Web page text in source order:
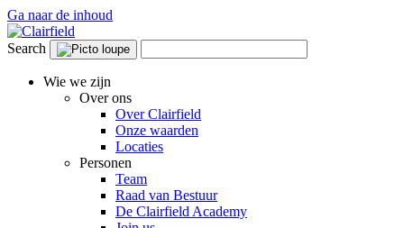
Ga naar de inhoud
Search
Wie we zijn
Over ons
Over Clairfield
Onze waarden
Locaties
Personen
Team
Raad van Bestuur
De Clairfield Academy